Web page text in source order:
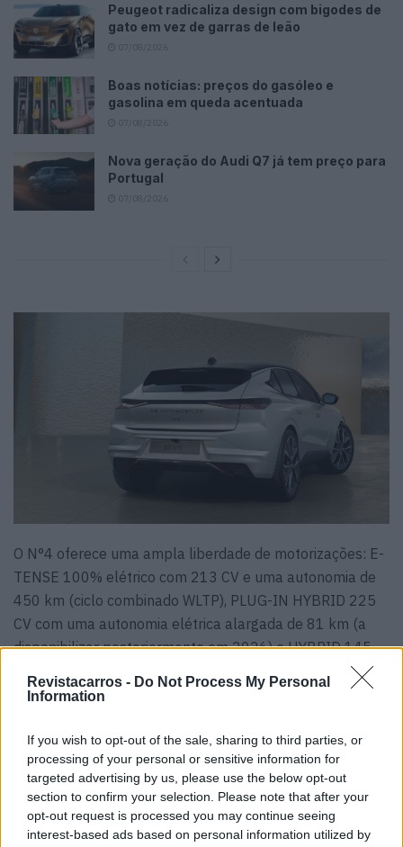
Revistacarros - Do Not Process My Personal
Information
If you wish to opt-out of the sale, sharing to third parties, or
processing of your personal or sensitive information for
targeted advertising by us, please use the below opt-out
section to confirm your selection. Please note that after your
opt-out request is processed you may continue seeing
interest-based ads based on personal information utilized by
Peugeot radicaliza design com bigodes de
gato em vez de garras de leão
Boas notícias: preços do gasóleo e
gasolina em queda acentuada
Nova geração do Audi Q7 já tem preço para
Portugal
O N°4 oferece uma ampla liberdade de motorizações: E-
TENSE 100% elétrico com 213 CV e uma autonomia de
450 km (ciclo combinado WLTP), PLUG-IN HYBRID 225
CV com uma autonomia elétrica alargada de 81 km (a
disponibilizar posteriormente em 2026) e HYBRID 145